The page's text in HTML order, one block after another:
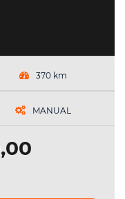
370 km
MANUAL